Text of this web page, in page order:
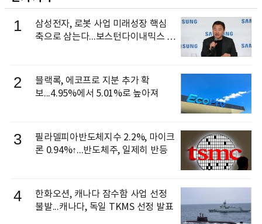
1
삼성전자, 로봇 사업 미래성장 핵심
축으로 삼는다...보스턴다이내믹스 출
2
블랙록, 에코프로 지분 추가 확
보...4.95%에서 5.01%로 높아져
3
필라델피아반도체지수 2.2%, 마이크
론 0.94%↑...반도체주, 일제히 반등
4
한화오션, 캐나다 잠수함 사업 선정
불발...캐나다, 독일 TKMS 선정 발표